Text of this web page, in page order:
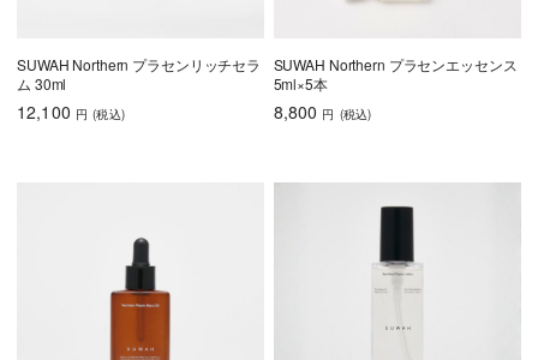
SUWAH Northern プラセンリッチセラ
ム 30ml
12,100 円 (税込)
SUWAH Northern プラセンエッセンス
5ml×5本
8,800 円 (税込)